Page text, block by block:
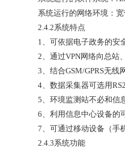
系统运行的网络环境：
2.4.2系统特点
1、可依据电子政务的安
2、通过VPN网络向总站
3、结合GSM/GPRS无
4、数据采集器可选用
5、环境监测站不必和信
6、利用信息中心设备的
7、可通过移动设备（手
2.4.3系统功能